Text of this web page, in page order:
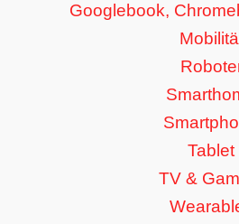
Googlebook,
Tablet
TV &